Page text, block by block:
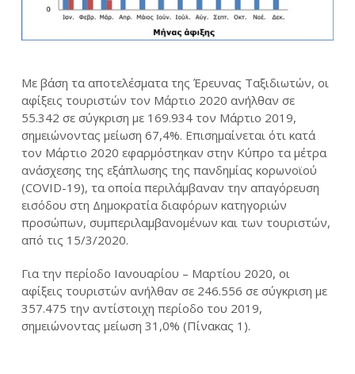
Με βάση τα αποτελέσματα της Έρευνας Ταξιδιωτών, οι
αφίξεις τουριστών τον Μάρτιο 2020 ανήλθαν σε
55.342 σε σύγκριση με 169.934 τον Μάρτιο 2019,
σημειώνοντας μείωση 67,4%. Επισημαίνεται ότι κατά
τον Μάρτιο 2020 εφαρμόστηκαν στην Κύπρο τα μέτρα
ανάσχεσης της εξάπλωσης της πανδημίας κορωνοϊού
(COVID-19), τα οποία περιλάμβαναν την απαγόρευση
εισόδου στη Δημοκρατία διαφόρων κατηγοριών
προσώπων, συμπεριλαμβανομένων και των τουριστών,
από τις 15/3/2020.
Για την περίοδο Ιανουαρίου – Μαρτίου 2020, οι
αφίξεις τουριστών ανήλθαν σε 246.556 σε σύγκριση με
357.475 την αντίστοιχη περίοδο του 2019,
σημειώνοντας μείωση 31,0% (Πίνακας 1).